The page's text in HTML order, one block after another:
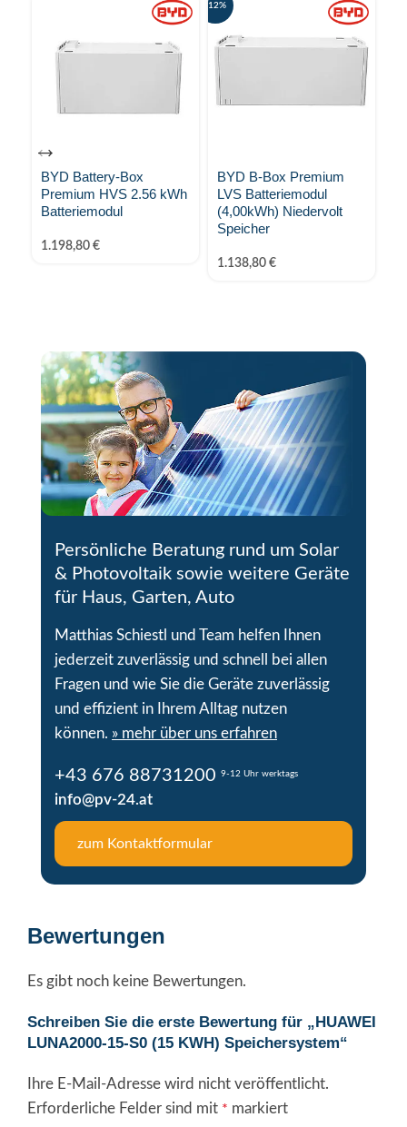
BYD Battery-Box
Premium HVS 2.56 kWh
Batteriemodul
1.198,80 €
-12%
BYD B-Box Premium
LVS Batteriemodul
(4,00kWh) Niedervolt
Speicher
1.138,80 €
Persönliche Beratung rund um Solar
& Photovoltaik sowie weitere Geräte
für Haus, Garten, Auto
Matthias Schiestl und Team helfen Ihnen
jederzeit zuverlässig und schnell bei allen
Fragen und wie Sie die Geräte zuverlässig
und effizient in Ihrem Alltag nutzen
können. » mehr über uns erfahren
+43 676 88731200 9-12 Uhr werktags
info@pv-24.at
zum Kontaktformular
Bewertungen
Es gibt noch keine Bewertungen.
Schreiben Sie die erste Bewertung für „HUAWEI
LUNA2000-15-S0 (15 KWH) Speichersystem“
Ihre E-Mail-Adresse wird nicht veröffentlicht.
Erforderliche Felder sind mit * markiert
Alternative: